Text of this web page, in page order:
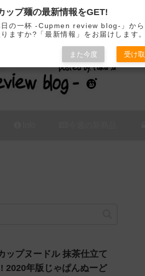
ビュー / アレンジするブログ
ップヌードル 抹茶仕立て
2020年版じゃぱんぬーど
ップ麺の最新情報をGET!
日の一杯 -Cupmen review blog-」か
ますか?「最新情報」をお届けします。
また今度 受け